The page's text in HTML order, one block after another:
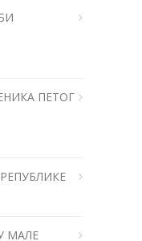
ПЕТОГ
МАЛЕ